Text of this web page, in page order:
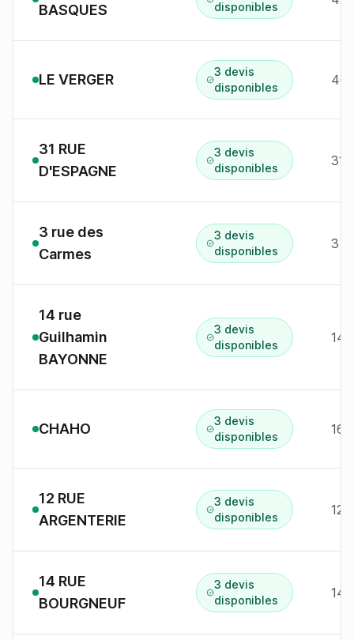
BASQUES disponibles
LE VERGER
3 devis
disponibles
31 RUE
D'ESPAGNE
3 devis
disponibles
31
3 rue des
Carmes
3 devis
disponibles
3 r
14 rue
Guilhamin
BAYONNE
3 devis
disponibles
14
CHAHO
3 devis
disponibles
16
12 RUE
ARGENTERIE
3 devis
disponibles
12
14 RUE
BOURGNEUF
3 devis
disponibles
14